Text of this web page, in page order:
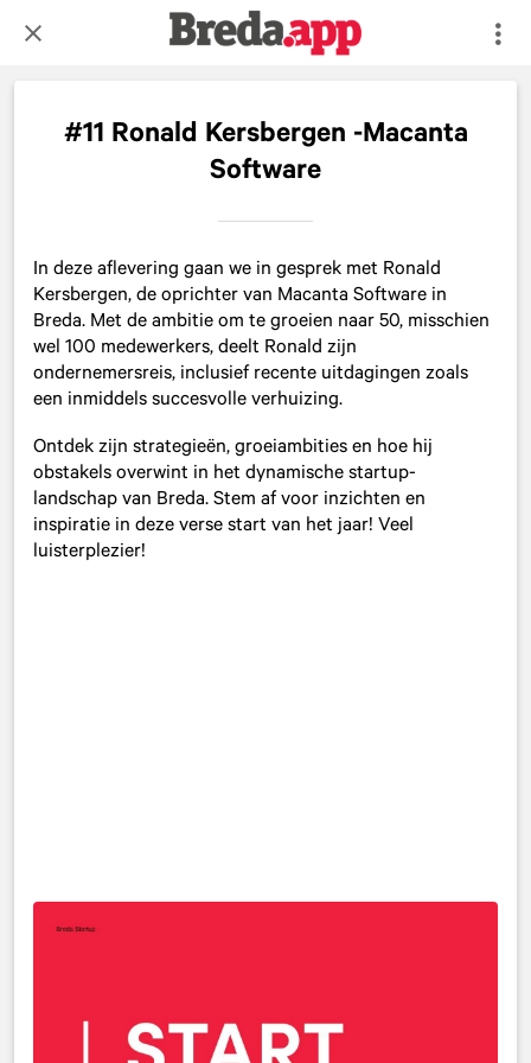
#11 Ronald Kersbergen -Macanta
Software
In deze aflevering gaan we in gesprek met Ronald
Kersbergen, de oprichter van Macanta Software in
Breda. Met de ambitie om te groeien naar 50, misschien
wel 100 medewerkers, deelt Ronald zijn
ondernemersreis, inclusief recente uitdagingen zoals
een inmiddels succesvolle verhuizing.
Ontdek zijn strategieën, groeiambities en hoe hij
obstakels overwint in het dynamische startup-
landschap van Breda. Stem af voor inzichten en
inspiratie in deze verse start van het jaar! Veel
luisterplezier!